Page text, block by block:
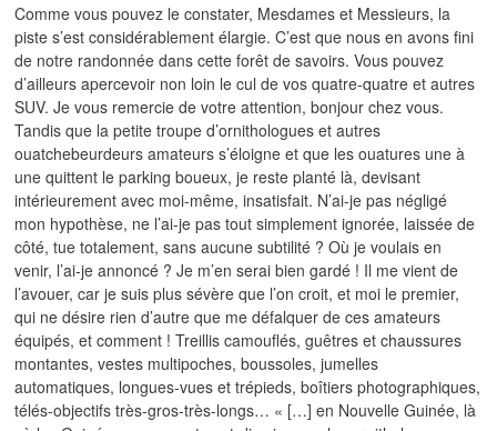
Comme vous pouvez le constater, Mesdames et Messieurs, la
piste s’est considérablement élargie. C’est que nous en avons fini
de notre randonnée dans cette forêt de savoirs. Vous pouvez
d’ailleurs apercevoir non loin le cul de vos quatre-quatre et autres
SUV. Je vous remercie de votre attention, bonjour chez vous.
Tandis que la petite troupe d’ornithologues et autres
ouatchebeurdeurs amateurs s’éloigne et que les ouatures une à
une quittent le parking boueux, je reste planté là, devisant
intérieurement avec moi-même, insatisfait. N’ai-je pas négligé
mon hypothèse, ne l’ai-je pas tout simplement ignorée, laissée de
côté, tue totalement, sans aucune subtilité ? Où je voulais en
venir, l’ai-je annoncé ? Je m’en serai bien gardé ! Il me vient de
l’avouer, car je suis plus sévère que l’on croit, et moi le premier,
qui ne désire rien d’autre que me défalquer de ces amateurs
équipés, et comment ! Treillis camouflés, guêtres et chaussures
montantes, vestes multipoches, boussoles, jumelles
automatiques, longues-vues et trépieds, boîtiers photographiques,
télés-objectifs très-gros-très-longs… « […] en Nouvelle Guinée, là